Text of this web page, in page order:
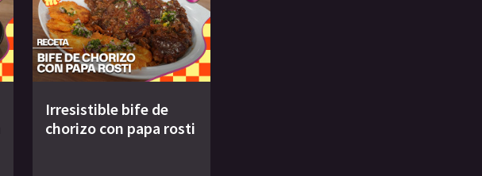
Irresistible bife de
chorizo con papa rosti